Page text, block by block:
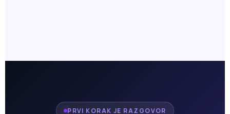
PRVI KORAK JE RAZGOVOR